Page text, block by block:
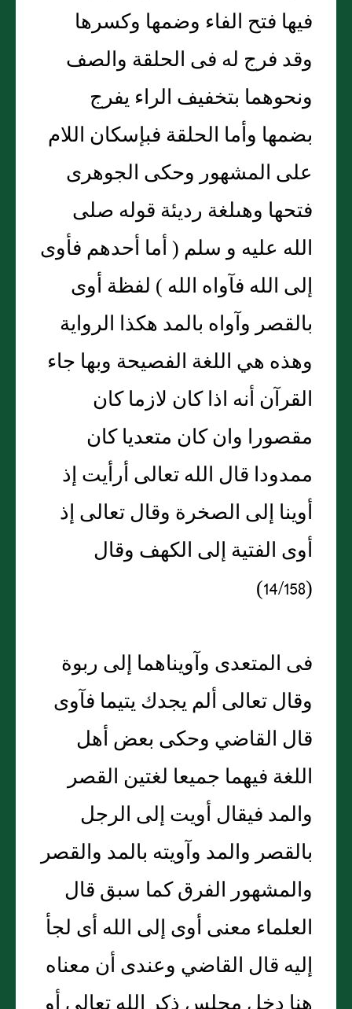
فيها فتح الفاء وضمها وكسرها
وقد فرج له فى الحلقة والصف
ونحوهما بتخفيف الراء يفرج
بضمها وأما الحلقة فبإسكان اللام
على المشهور وحكى الجوهرى
فتحها وهىلغة رديئة قوله صلى
الله عليه و سلم ( أما أحدهم فأوى
إلى الله فآواه الله ) لفظة أوى
بالقصر وآواه بالمد هكذا الرواية
وهذه هي اللغة الفصيحة وبها جاء
القرآن أنه اذا كان لازما كان
مقصورا وان كان متعديا كان
ممدودا قال الله تعالى أرأيت إذ
أوينا إلى الصخرة وقال تعالى إذ
أوى الفتية إلى الكهف وقال
(14/158)
فى المتعدى وآويناهما إلى ربوة
وقال تعالى ألم يجدك يتيما فآوى
قال القاضي وحكى بعض أهل
اللغة فيهما جميعا لغتين القصر
والمد فيقال أويت إلى الرجل
بالقصر والمد وآويته بالمد والقصر
والمشهور الفرق كما سبق قال
العلماء معنى أوى إلى الله أى لجأ
إليه قال القاضي وعندى أن معناه